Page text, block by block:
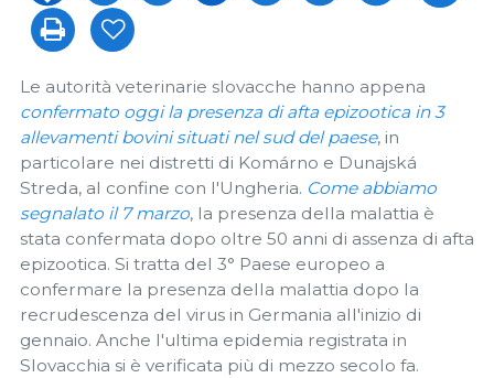
Le autorità veterinarie slovacche hanno appena
confermato oggi la presenza di afta epizootica in 3
allevamenti bovini situati nel sud del paese, in
particolare nei distretti di Komárno e Dunajská
Streda, al confine con l'Ungheria. Come abbiamo
segnalato il 7 marzo, la presenza della malattia è
stata confermata dopo oltre 50 anni di assenza di afta
epizootica. Si tratta del 3° Paese europeo a
confermare la presenza della malattia dopo la
recrudescenza del virus in Germania all'inizio di
gennaio. Anche l'ultima epidemia registrata in
Slovacchia si è verificata più di mezzo secolo fa.